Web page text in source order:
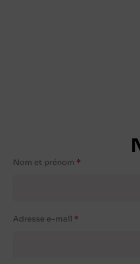
Nom et prénom
Adresse e-mail